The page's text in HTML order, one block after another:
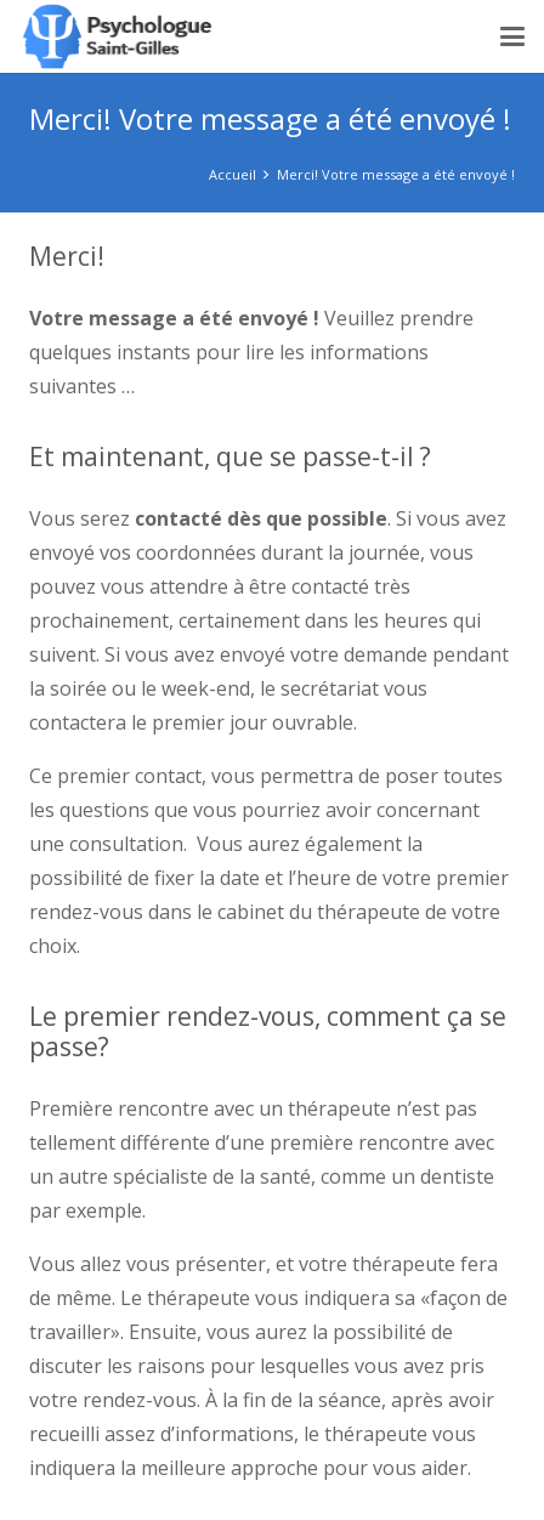
Merci! Votre message a été envoyé !
Accueil Merci! Votre message a été envoyé !
Merci!
Votre message a été envoyé ! Veuillez prendre
quelques instants pour lire les informations
suivantes …
Et maintenant, que se passe-t-il ?
Vous serez contacté dès que possible. Si vous avez
envoyé vos coordonnées durant la journée, vous
pouvez vous attendre à être contacté très
prochainement, certainement dans les heures qui
suivent. Si vous avez envoyé votre demande pendant
la soirée ou le week-end, le secrétariat vous
contactera le premier jour ouvrable.
Ce premier contact, vous permettra de poser toutes
les questions que vous pourriez avoir concernant
une consultation. Vous aurez également la
possibilité de fixer la date et l’heure de votre premier
rendez-vous dans le cabinet du thérapeute de votre
choix.
Le premier rendez-vous, comment ça se
passe?
Première rencontre avec un thérapeute n’est pas
tellement différente d’une première rencontre avec
un autre spécialiste de la santé, comme un dentiste
par exemple.
Vous allez vous présenter, et votre thérapeute fera
de même. Le thérapeute vous indiquera sa «façon de
travailler». Ensuite, vous aurez la possibilité de
discuter les raisons pour lesquelles vous avez pris
votre rendez-vous. À la fin de la séance, après avoir
recueilli assez d’informations, le thérapeute vous
indiquera la meilleure approche pour vous aider.